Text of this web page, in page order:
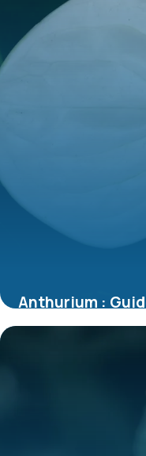
Anthurium :
d’Intérieur